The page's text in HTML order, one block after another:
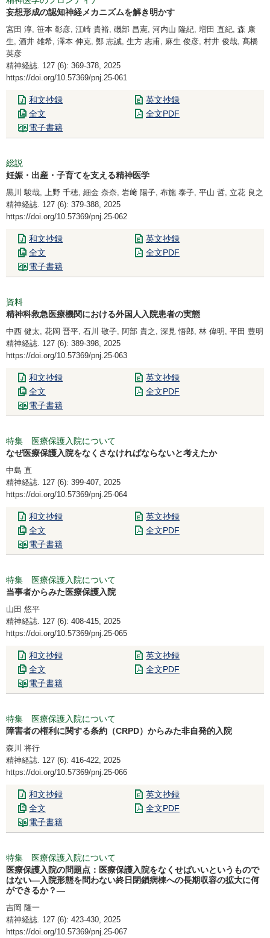
妄想形成の認知神経メカニズムを解き明かす
宮田 淳, 笹本 彰彦, 江崎 貴裕, 磯部 昌憲, 河内山 隆紀, 増田 直紀, 森 康
生, 酒井 雄希, 澤本 伸克, 鄭 志誠, 生方 志甫, 麻生 俊彦, 村井 俊哉, 髙橋
英彦
精神経誌. 127 (6): 369-378, 2025
https://doi.org/10.57369/pnj.25-061
和文抄録
英文抄録
全文
全文PDF
電子書籍
総説
妊娠・出産・子育てを支える精神医学
黒川 駿哉, 上野 千穂, 細金 奈奈, 岩﨑 陽子, 布施 泰子, 平山 哲, 立花 良之
精神経誌. 127 (6): 379-388, 2025
https://doi.org/10.57369/pnj.25-062
和文抄録
英文抄録
全文
全文PDF
電子書籍
資料
精神科救急医療機関における外国人入院患者の実態
中西 健太, 花岡 晋平, 石川 敬子, 阿部 貴之, 深見 悟郎, 林 偉明, 平田 豊明
精神経誌. 127 (6): 389-398, 2025
https://doi.org/10.57369/pnj.25-063
和文抄録
英文抄録
全文
全文PDF
電子書籍
特集 医療保護入院について
なぜ医療保護入院をなくさなければならないと考えたか
中島 直
精神経誌. 127 (6): 399-407, 2025
https://doi.org/10.57369/pnj.25-064
和文抄録
英文抄録
全文
全文PDF
電子書籍
特集 医療保護入院について
当事者からみた医療保護入院
山田 悠平
精神経誌. 127 (6): 408-415, 2025
https://doi.org/10.57369/pnj.25-065
和文抄録
英文抄録
全文
全文PDF
電子書籍
特集 医療保護入院について
障害者の権利に関する条約（CRPD）からみた非自発的入院
森川 将行
精神経誌. 127 (6): 416-422, 2025
https://doi.org/10.57369/pnj.25-066
和文抄録
英文抄録
全文
全文PDF
電子書籍
特集 医療保護入院について
医療保護入院の問題点：医療保護入院をなくせばいいというもので
はない―入院形態を問わない終日閉鎖病棟への長期収容の拡大に何
ができるか？―
吉岡 隆一
精神経誌. 127 (6): 423-430, 2025
https://doi.org/10.57369/pnj.25-067